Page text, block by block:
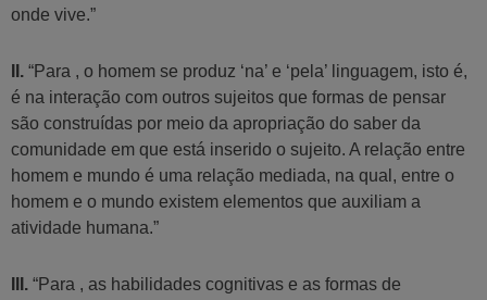
onde vive.”
II. “Para , o homem se produz ‘na’ e ‘pela’ linguagem, isto é,
é na interação com outros sujeitos que formas de pensar
são construídas por meio da apropriação do saber da
comunidade em que está inserido o sujeito. A relação entre
homem e mundo é uma relação mediada, na qual, entre o
homem e o mundo existem elementos que auxiliam a
atividade humana.”
III. “Para , as habilidades cognitivas e as formas de